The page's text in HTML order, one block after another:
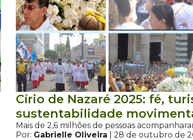
Círio de Nazaré 2025: fé,
sustentabilidade
Mais de 2,6 milhões de pessoas
Por: Gabrielle Oliveira | 28 de outubro de